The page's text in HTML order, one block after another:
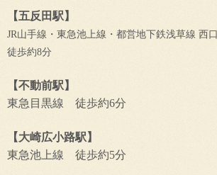
【五反田駅】
JR山手線・東急池上線・都営地下鉄浅草線 西口
徒歩約8分
【不動前駅】
東急目黒線 徒歩約6分
【大崎広小路駅】
東急池上線 徒歩約5分